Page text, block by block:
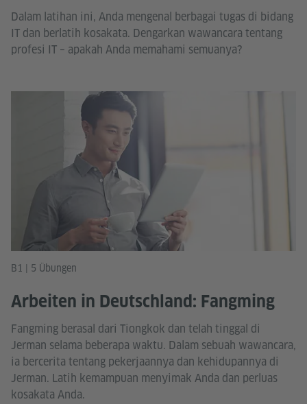
Dalam latihan ini, Anda mengenal berbagai tugas di bidang
IT dan berlatih kosakata. Dengarkan wawancara tentang
profesi IT – apakah Anda memahami semuanya?
B1 | 5 Übungen
Arbeiten in Deutschland: Fangming
Fangming berasal dari Tiongkok dan telah tinggal di
Jerman selama beberapa waktu. Dalam sebuah wawancara,
ia bercerita tentang pekerjaannya dan kehidupannya di
Jerman. Latih kemampuan menyimak Anda dan perluas
kosakata Anda.